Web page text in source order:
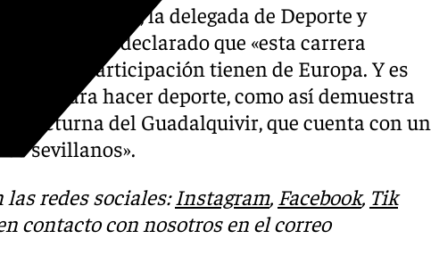
presentación, la delegada de Deporte y
Pozo, ha declarado que «esta carrera
mayor participación tienen de Europa. Y es
ideal para hacer deporte, como así demuestra
Nocturna del Guadalquivir, que cuenta con un
sevillanos».
redes sociales:Instagram, Facebook, Tik
contacto con nosotros en el correo